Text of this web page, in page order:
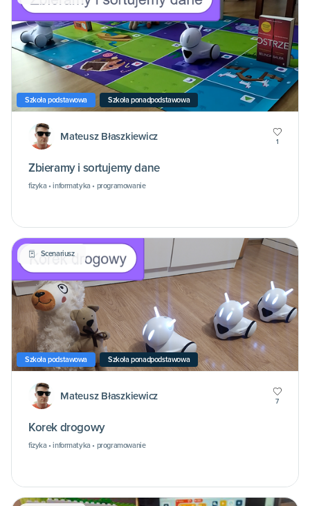
Szkoła podstawowa Szkoła ponadpodstawowa
Mateusz Błaszkiewicz 1
Zbieramy i sortujemy dane
fizyka • informatyka • programowanie
Scenariusz
Szkoła podstawowa Szkoła ponadpodstawowa
Mateusz Błaszkiewicz 7
Korek drogowy
fizyka • informatyka • programowanie